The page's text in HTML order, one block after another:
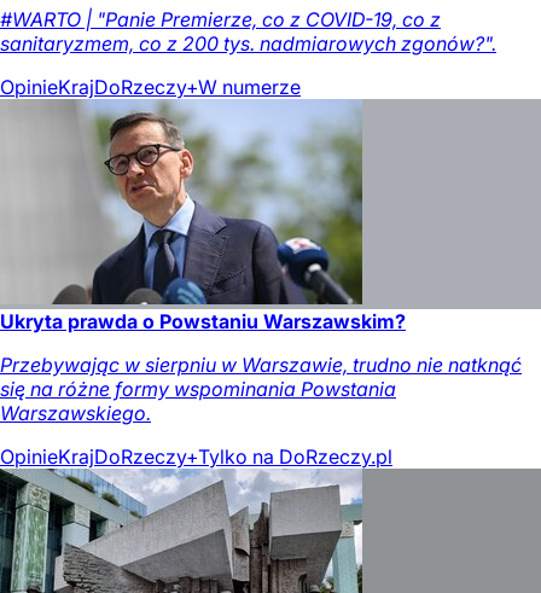
#WARTO | "Panie Premierze, co z COVID-19, co z
sanitaryzmem, co z 200 tys. nadmiarowych zgonów?".
OpinieKrajDoRzeczy+W numerze
Ukryta prawda o Powstaniu Warszawskim?
Przebywając w sierpniu w Warszawie, trudno nie natknąć
się na różne formy wspominania Powstania
Warszawskiego.
OpinieKrajDoRzeczy+Tylko na DoRzeczy.pl